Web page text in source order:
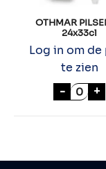
OTHMAR
24x33cl
Log in om de
te zien
-
+